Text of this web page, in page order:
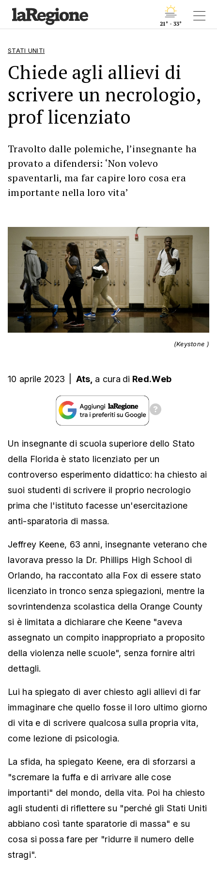
21° - 33°
STATI UNITI
Chiede agli allievi di
scrivere un necrologio,
prof licenziato
Travolto dalle polemiche, l’insegnante ha
provato a difendersi: ‘Non volevo
spaventarli, ma far capire loro cosa era
importante nella loro vita’
(Keystone )
10 aprile 2023 Ats, a cura di Red.Web
Un insegnante di scuola superiore dello Stato
della Florida è stato licenziato per un
controverso esperimento didattico: ha chiesto ai
suoi studenti di scrivere il proprio necrologio
prima che l'istituto facesse un'esercitazione
anti-sparatoria di massa.
Jeffrey Keene, 63 anni, insegnante veterano che
lavorava presso la Dr. Phillips High School di
Orlando, ha raccontato alla Fox di essere stato
licenziato in tronco senza spiegazioni, mentre la
sovrintendenza scolastica della Orange County
si è limitata a dichiarare che Keene "aveva
assegnato un compito inappropriato a proposito
della violenza nelle scuole", senza fornire altri
dettagli.
Lui ha spiegato di aver chiesto agli allievi di far
immaginare che quello fosse il loro ultimo giorno
di vita e di scrivere qualcosa sulla propria vita,
come lezione di psicologia.
La sfida, ha spiegato Keene, era di sforzarsi a
"scremare la fuffa e di arrivare alle cose
importanti" del mondo, della vita. Poi ha chiesto
agli studenti di riflettere su "perché gli Stati Uniti
abbiano così tante sparatorie di massa" e su
cosa si possa fare per "ridurre il numero delle
stragi".